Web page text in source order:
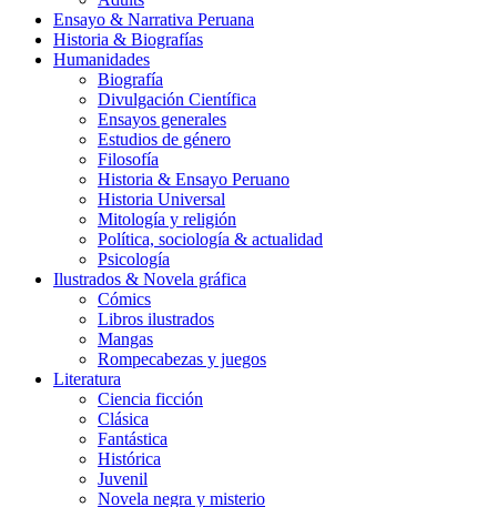
Ensayo & Narrativa Peruana
Historia & Biografías
Humanidades
Biografía
Divulgación Científica
Ensayos generales
Estudios de género
Filosofía
Historia & Ensayo Peruano
Historia Universal
Mitología y religión
Política, sociología & actualidad
Psicología
Ilustrados & Novela gráfica
Cómics
Libros ilustrados
Mangas
Rompecabezas y juegos
Literatura
Ciencia ficción
Clásica
Fantástica
Histórica
Juvenil
Novela negra y misterio